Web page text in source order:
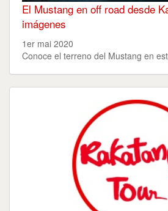
El Mustang en off road desde
imágenes
1er mai 2020
Conoce el terreno del Mustang en